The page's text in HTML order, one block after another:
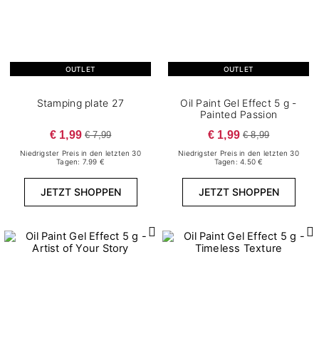
€ €
OUTLET
Stamping plate 27
€ 1,99 € 7,99
Niedrigster Preis in den letzten 30
Tagen: 7.99 €
JETZT SHOPPEN
OUTLET
Oil Paint Gel Effect 5 g -
Painted Passion
€ 1,99 € 8,99
Niedrigster Preis in den letzten 30
Tagen: 4.50 €
JETZT SHOPPEN